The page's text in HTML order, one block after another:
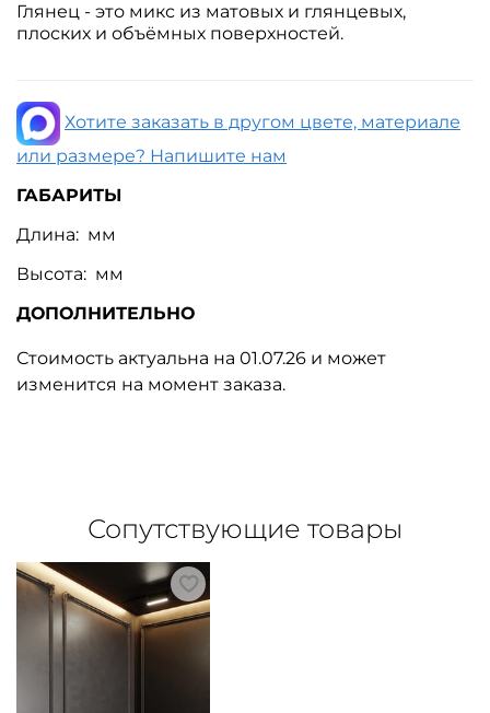
Глянец - это микс из матовых и глянцевых,
плоских и объёмных поверхностей.
Хотите заказать в другом цвете, материале
или размере? Напишите нам
ГАБАРИТЫ
Длина: мм
Высота: мм
ДОПОЛНИТЕЛЬНО
Стоимость актуальна на 01.07.26 и может
изменится на момент заказа.
Сопутствующие товары